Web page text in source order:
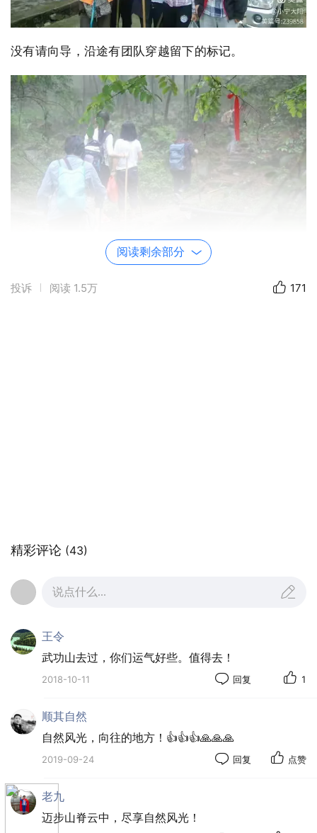
没有请向导，沿途有团队穿越留下的标记。
爬啊爬，汗水和着雨水。淋雨了，吃点小L她们带的姜
这是团队中的小L3人,她们来自湖南，快乐的湘妹子！
阅读剩余部分
投诉 阅读 1.5万 171
精彩评论 (43)
说点什么...
王令
武功山去过，你们运气好些。值得去！
2018-10-11 回复 1
顺其自然
自然风光，向往的地方！👍👍👍🙏🙏🙏
2019-09-24 回复 点赞
老九
迈步山脊云中，尽享自然风光！